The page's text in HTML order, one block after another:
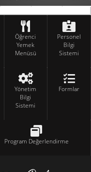
Öğrenci
Yemek
Menüsü
Personel
Bilgi
Sistemi
Yönetim
Bilgi
Sistemi
Formlar
Program Değerlendirme